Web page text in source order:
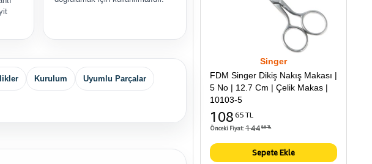
Kurulum Uyumlu Parçalar
Singer
FDM Singer Dikiş Nakış Makası |
5 No | 12.7 Cm | Çelik Makas |
10103-5
108 65 TL
Önceki Fiyat:144 86 TL
Sepete Ekle